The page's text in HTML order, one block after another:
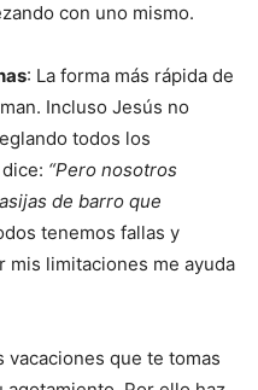
con uno mismo.
: La forma más rápida de
Incluso Jesús no
todos los
“Pero nosotros
de barro que
tenemos fallas y
mis limitaciones me ayuda
vacaciones que te tomas